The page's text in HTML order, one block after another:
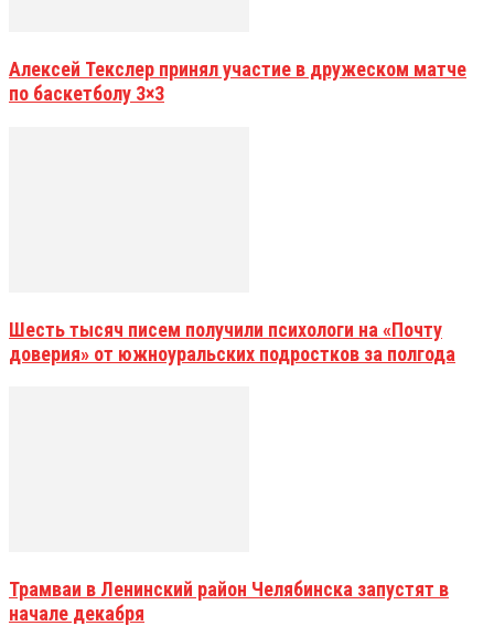
Алексей Текслер принял участие в дружеском матче
по баскетболу 3×3
Шесть тысяч писем получили психологи на «Почту
доверия» от южноуральских подростков за полгода
Трамваи в Ленинский район Челябинска запустят в
начале декабря